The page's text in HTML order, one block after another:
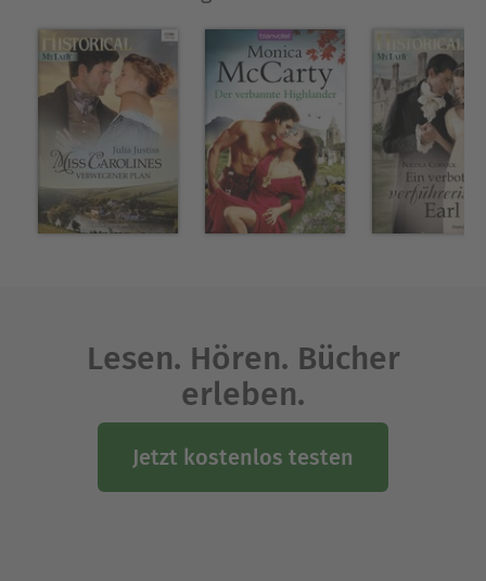
Lesen. Hören. Bücher
erleben.
Jetzt kostenlos testen